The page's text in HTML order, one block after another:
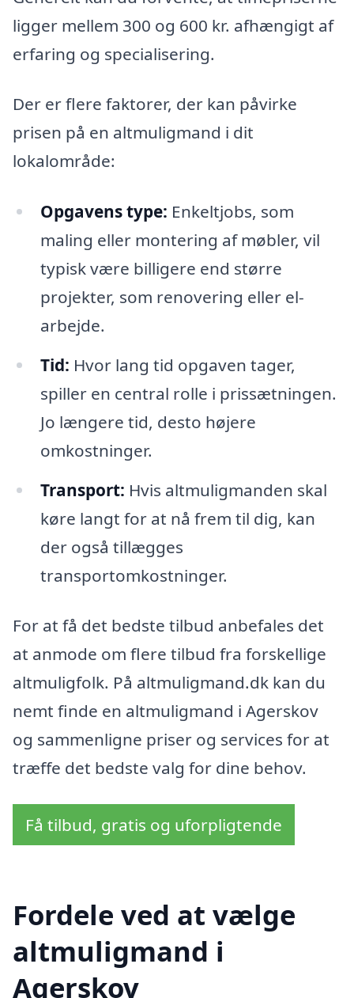
ligger mellem 300 og 600 kr. afhængigt af
erfaring og specialisering.
Der er flere faktorer, der kan påvirke
prisen på en altmuligmand i dit
lokalområde:
Opgavens type: Enkeltjobs, som
maling eller montering af møbler, vil
typisk være billigere end større
projekter, som renovering eller el-
arbejde.
Tid: Hvor lang tid opgaven tager,
spiller en central rolle i prissætningen.
Jo længere tid, desto højere
omkostninger.
Transport: Hvis altmuligmanden skal
køre langt for at nå frem til dig, kan
der også tillægges
transportomkostninger.
For at få det bedste tilbud anbefales det
at anmode om flere tilbud fra forskellige
altmuligfolk. På altmuligmand.dk kan du
nemt finde en altmuligmand i Agerskov
og sammenligne priser og services for at
træffe det bedste valg for dine behov.
Få tilbud, gratis og uforpligtende
Fordele ved at vælge
altmuligmand i
Agerskov